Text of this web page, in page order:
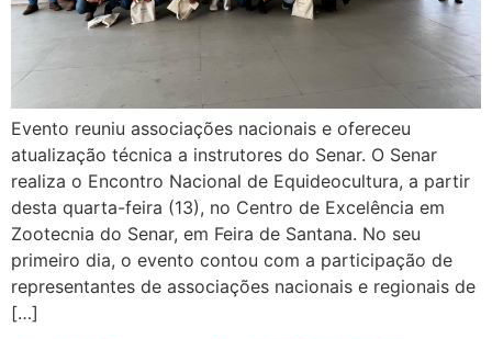
Evento reuniu associações nacionais e ofereceu
atualização técnica a instrutores do Senar. O Senar
realiza o Encontro Nacional de Equideocultura, a partir
desta quarta-feira (13), no Centro de Excelência em
Zootecnia do Senar, em Feira de Santana. No seu
primeiro dia, o evento contou com a participação de
representantes de associações nacionais e regionais de
[…]